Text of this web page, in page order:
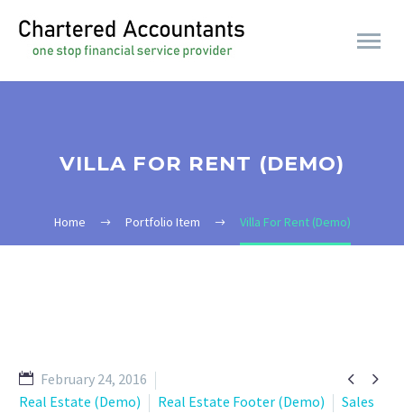
VILLA FOR RENT (DEMO)
Home Portfolio Item Villa For Rent (Demo)
 
February 24, 2016
Real Estate (Demo)
Real Estate Footer (Demo)
Sales